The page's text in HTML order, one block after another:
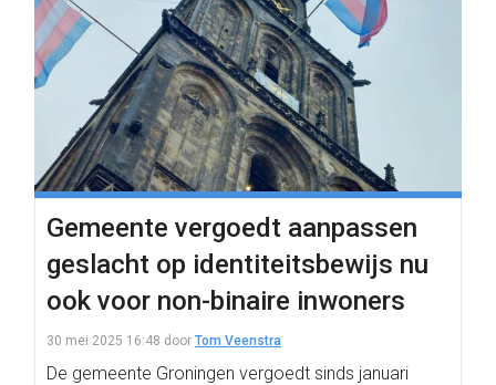
Gemeente vergoedt aanpassen
geslacht op identiteitsbewijs nu
ook voor non-binaire inwoners
30 mei 2025 16:48 door Tom Veenstra
De gemeente Groningen vergoedt sinds januari